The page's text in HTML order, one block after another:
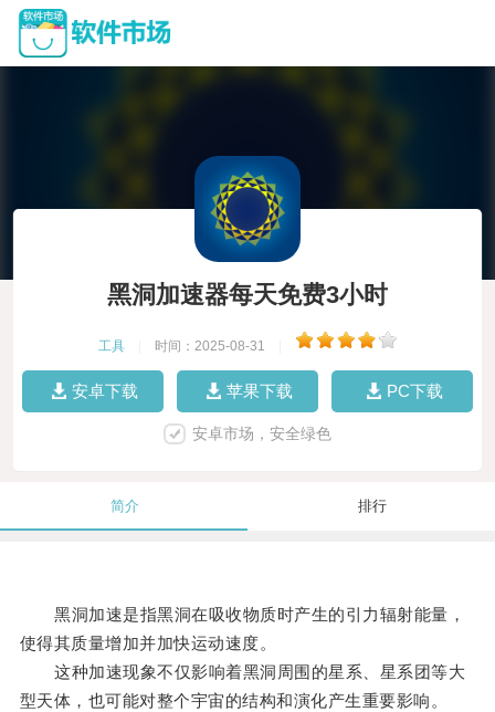
黑洞加速器每天免费3小时
工具 时间：2025-08-31
安卓下载 苹果下载 PC下载
安卓市场，安全绿色
简介 排行
黑洞加速是指黑洞在吸收物质时产生的引力辐射能量，
使得其质量增加并加快运动速度。
这种加速现象不仅影响着黑洞周围的星系、星系团等大
型天体，也可能对整个宇宙的结构和演化产生重要影响。